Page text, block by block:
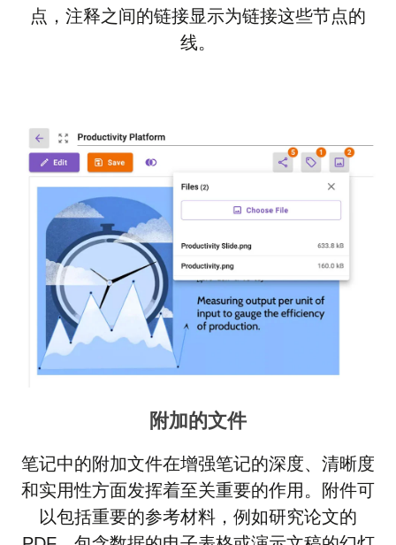
点，注释之间的链接显示为链接这些节点的
线。
附加的文件
笔记中的附加文件在增强笔记的深度、清晰度
和实用性方面发挥着至关重要的作用。附件可
以包括重要的参考材料，例如研究论文的